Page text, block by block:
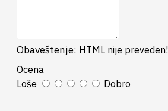
Obaveštenje: HTML nije preveden!
Ocena
Loše
Dobro